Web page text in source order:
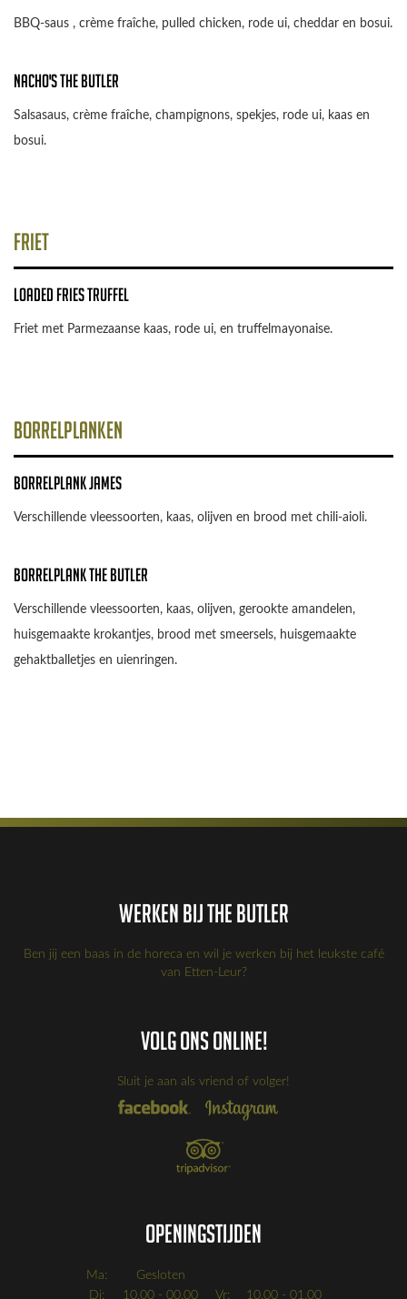
BBQ-saus , crème fraîche, pulled chicken, rode ui, cheddar en bosui.
Nacho's The Butler
Salsasaus, crème fraîche, champignons, spekjes, rode ui, kaas en
bosui.
Friet
Loaded fries truffel
Friet met Parmezaanse kaas, rode ui, en truffelmayonaise.
Borrelplanken
Borrelplank James
Verschillende vleessoorten, kaas, olijven en brood met chili-aioli.
Borrelplank The Butler
Verschillende vleessoorten, kaas, olijven, gerookte amandelen,
huisgemaakte krokantjes, brood met smeersels, huisgemaakte
gehaktballetjes en uienringen.
Werken bij the Butler
Ben jij een baas in de horeca en wil je werken bij het leukste café
van Etten-Leur?
Volg ons online!
Sluit je aan als vriend of volger!
Openingstijden
Ma:
Gesloten
Di:
10.00 - 00.00 Vr: 10.00 - 01.00